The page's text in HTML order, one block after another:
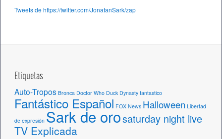
s
Tweets de https://twitter.com/JonatanSark/zap
Etiquetas
Auto-Tropos Bronca Doctor Who Duck Dynasty fantastico
Fantástico Español FOX News Halloween Libertad
de expresión Sark de orosaturday night live
TV Explicada